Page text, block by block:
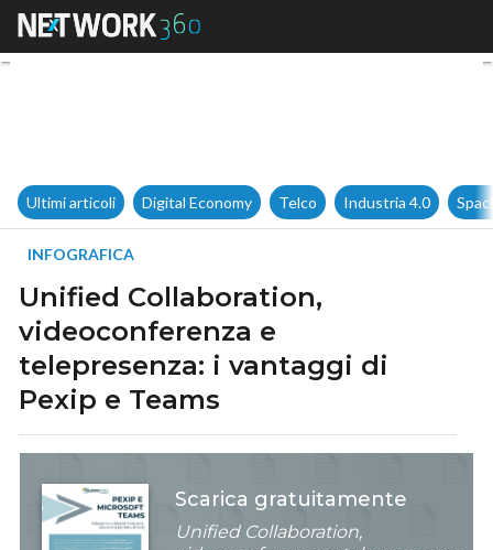
Unified Collaboration,
Ultimi articoli Digital Economy Telco Industria 4.0
INFOGRAFICA
Unified Collaboration,
videoconferenza e
telepresenza: i vantaggi di
Pexip e Teams
Scarica gratuitamente
Unified Collaboration,